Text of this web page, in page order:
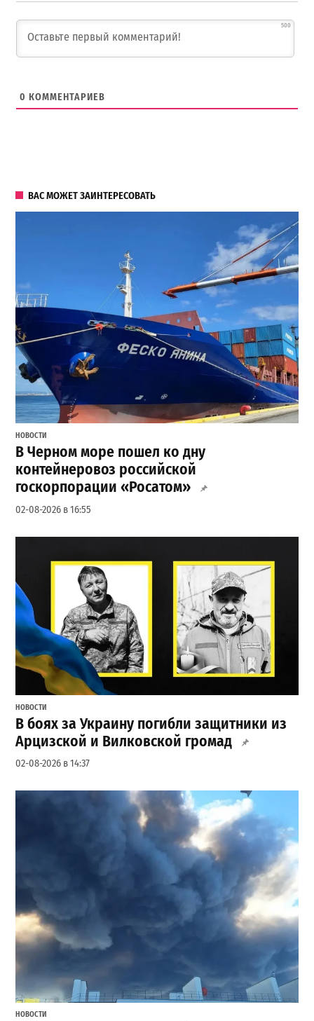
500
0 КОММЕНТАРИЕВ
ВАС МОЖЕТ ЗАИНТЕРЕСОВАТЬ
НОВОСТИ
В Черном море пошел ко дну
контейнеровоз российской
госкорпорации «Росатом»
02-08-2026 в 16:55
НОВОСТИ
В боях за Украину погибли защитники из
Арцизской и Вилковской громад
02-08-2026 в 14:37
НОВОСТИ